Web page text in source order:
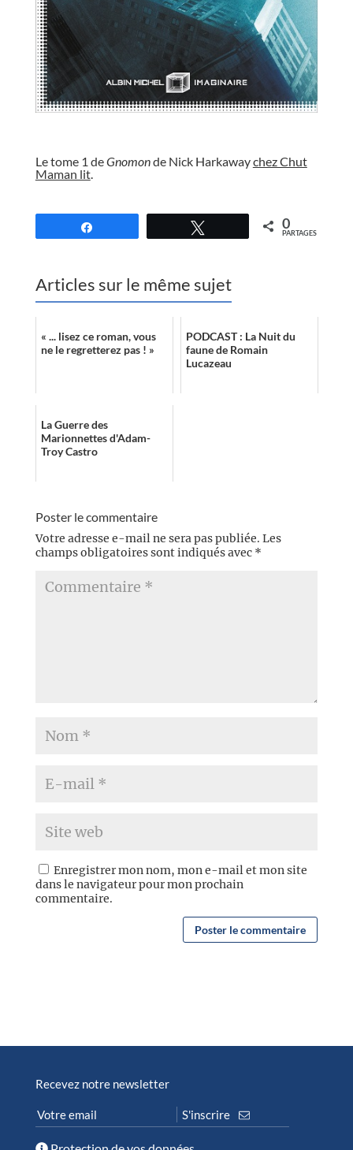
Le tome 1 deGnomonde Nick Harkawaychez Chut
Maman lit.
0
PARTAGES
Articles sur le même sujet
« ... lisez ce roman, vous
ne le regretterez pas ! »
PODCAST : La Nuit du
faune de Romain
Lucazeau
La Guerre des
Marionnettes d'Adam-
Troy Castro
Poster le commentaire
Votre adresse e-mail ne sera pas publiée. Les
champs obligatoires sont indiqués avec *
Enregistrer mon nom, mon e-mail et mon site
dans le navigateur pour mon prochain
commentaire.
Recevez notre newsletter